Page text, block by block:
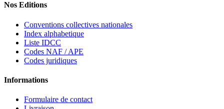
Nos Editions
Conventions collectives nationales
Index alphabetique
Liste IDCC
Codes NAF / APE
Codes juridiques
Informations
Formulaire de contact